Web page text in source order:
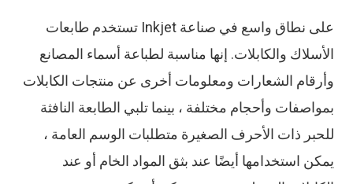
تستخدم طابعات Inkjet على نطاق واسع في صناعة
الأسلاك والكابلات. إنها مناسبة لطباعة أسماء المصانع
وأرقام الشعارات ومعلومات أخرى عن منتجات الكابلات
بمواصفات وأحجام مختلفة ، بينما تلبي الطابعة النافثة
للحبر ذات الأحرف الصغيرة متطلبات الوسم العامة ،
يمكن استخدامها أيضًا عند بثق المواد الخام أو عند